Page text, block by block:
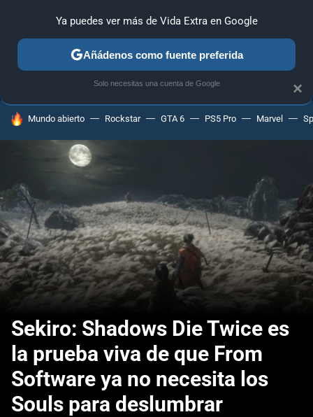
ANÁLISIS GUÍAS Y TRUCOS PC SONY NINTENDO
HOY SE HABLA DE
Mundo abierto Rockstar GTA 6 PS5 Pro Marvel
Sekiro: Shadows Die Twice es
la prueba viva de que From
Software ya no necesita los
Souls para deslumbrar
×
Ya puedes ver más de Vida Extra en Google
Añádenos como fuente preferida
Solo necesitas una cuenta de Google